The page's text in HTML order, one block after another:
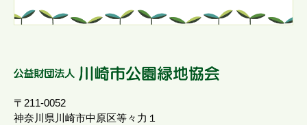
〒211-0052
神奈川県川崎市中原区等々力１